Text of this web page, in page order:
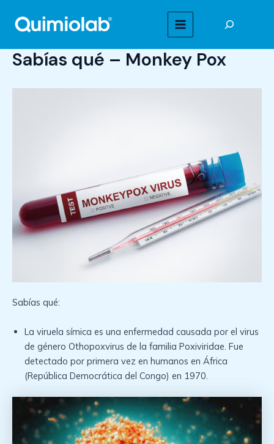
contenido
MAIN
MENU
Sabías qué – Monkey Pox
Sabías qué:
La viruela símica es una enfermedad causada por el virus
de género Othopoxvirus de la familia Poxiviridae. Fue
detectado por primera vez en humanos en África
(República Democrática del Congo) en 1970.